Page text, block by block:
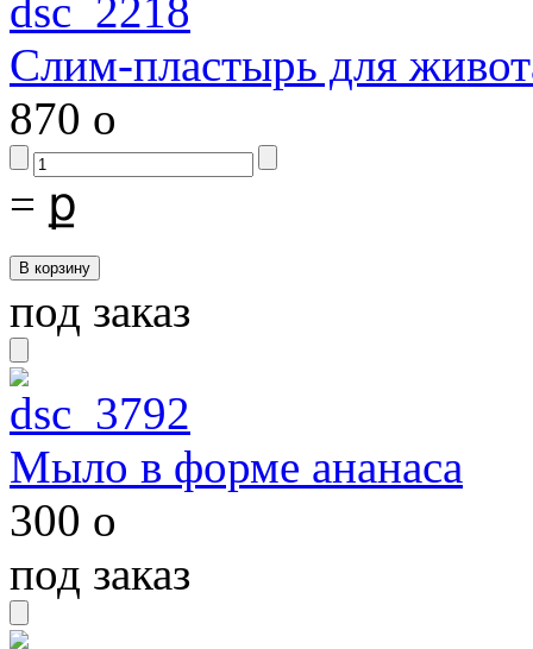
Слим-пластырь для
870 o
= ք
под заказ
Мыло в форме ананаса
300 o
под заказ